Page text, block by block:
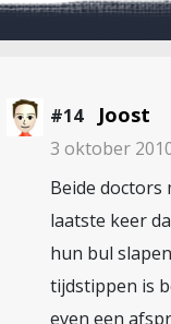
#14 Joost
3 oktober
Beide doctors
laatste keer
hun bul
tijdstippen is
even een